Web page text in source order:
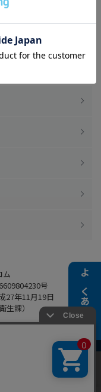
よくある質問
ム
号
27年11月19日
生課）
Co., Ltd.
ビス
す。
の使
同意する